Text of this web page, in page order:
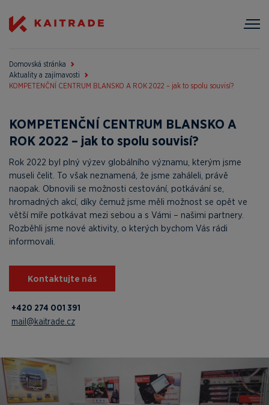
Domovská stránka
Aktuality a zajímavosti
KOMPETENČNÍ CENTRUM BLANSKO A ROK 2022 – jak to spolu souvisí?
KOMPETENČNÍ CENTRUM BLANSKO A
ROK 2022 – jak to spolu souvisí?
Rok 2022 byl plný výzev globálního významu, kterým jsme
museli čelit. To však neznamená, že jsme zaháleli, právě
naopak. Obnovili se možnosti cestování, potkávání se,
hromadných akcí, díky čemuž jsme měli možnost se opět ve
větší míře potkávat mezi sebou a s Vámi – našimi partnery.
Rozběhli jsme nové aktivity, o kterých bychom Vás rádi
informovali.
Kontaktujte nás
+420 274 001 391
mail@kaitrade.cz